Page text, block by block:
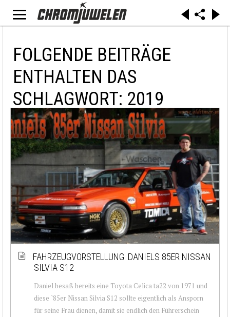
FOLGENDE BEITRÄGE
ENTHALTEN DAS
SCHLAGWORT: 2019
FAHRZEUGVORSTELLUNG: DANIELS 85ER NISSAN
SILVIA S12
Daniel besaß bereits eine Toyota Celica ta22 von 1971 und
diese `85er Nissan Silvia S12 sollte eigentlich als Ansporn
für seine Frau dienen, damit sie endlich den Führerschein